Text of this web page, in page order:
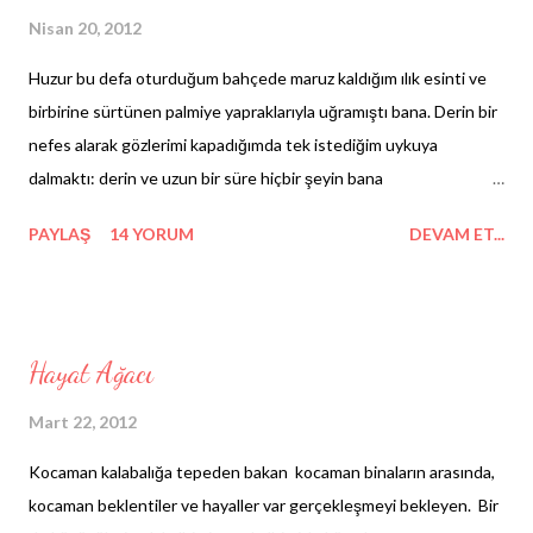
Nisan 20, 2012
Huzur bu defa oturduğum bahçede maruz kaldığım ılık esinti ve
birbirine sürtünen palmiye yapraklarıyla uğramıştı bana. Derin bir
nefes alarak gözlerimi kapadığımda tek istediğim uykuya
dalmaktı: derin ve uzun bir süre hiçbir şeyin bana
sesleri dinlemeye başlıyorum. Köpekler, kuşlar, rüzgar çanları...
geliyor. Tadım kaçmışken huzur bulmak oldum olası bana zor
harmanlayıp kelimelere döküyorum. Belki de en sevdiğim, beni
mutlu eden şey bir başkasına iyi gelmek olduğu için, anlamayı ve
PAYLAŞ 14 YORUM DEVAM ET...
Hayat Ağacı
Mart 22, 2012
Kocaman kalabalığa tepeden bakan kocaman binaların arasında,
kocaman beklentiler ve hayaller var gerçekleşmeyi bekleyen. Bir